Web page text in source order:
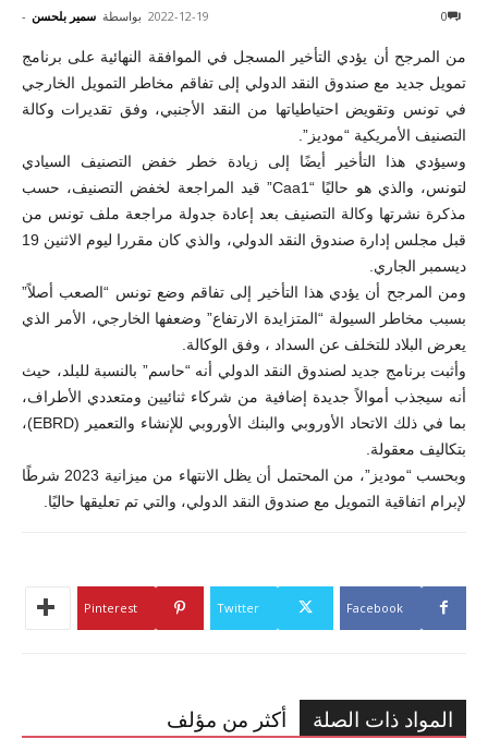
بواسطة سمير بلحسن - 2022-12-19 0
من المرجح أن يؤدي التأخير المسجل في الموافقة النهائية على برنامج
تمويل جديد مع صندوق النقد الدولي إلى تفاقم مخاطر التمويل الخارجي
في تونس وتقويض احتياطياتها من النقد الأجنبي، وفق تقديرات وكالة
التصنيف الأمريكية “موديز”.
وسيؤدي هذا التأخير أيضًا إلى زيادة خطر خفض التصنيف السيادي
لتونس، والذي هو حاليًا “Caa1” قيد المراجعة لخفض التصنيف، حسب
مذكرة نشرتها وكالة التصنيف بعد إعادة جدولة مراجعة ملف تونس من
قبل مجلس إدارة صندوق النقد الدولي، والذي كان مقررا ليوم الاثنين 19
ديسمبر الجاري.
ومن المرجح أن يؤدي هذا التأخير إلى تفاقم وضع تونس “الصعب أصلاً”
بسبب مخاطر السيولة “المتزايدة الارتفاع” وضعفها الخارجي، الأمر الذي
يعرض البلاد للتخلف عن السداد ، وفق الوكالة.
وأثبت برنامج جديد لصندوق النقد الدولي أنه “حاسم” بالنسبة للبلد، حيث
أنه سيجذب أموالاً جديدة إضافية من شركاء ثنائيين ومتعددي الأطراف،
بما في ذلك الاتحاد الأوروبي والبنك الأوروبي للإنشاء والتعمير (EBRD)،
بتكاليف معقولة.
وبحسب “موديز”، من المحتمل أن يظل الانتهاء من ميزانية 2023 شرطًا
لإبرام اتفاقية التمويل مع صندوق النقد الدولي، والتي تم تعليقها حاليًا.
Facebook
Twitter
Pinterest
المواد ذات الصلة أكثر من مؤلف